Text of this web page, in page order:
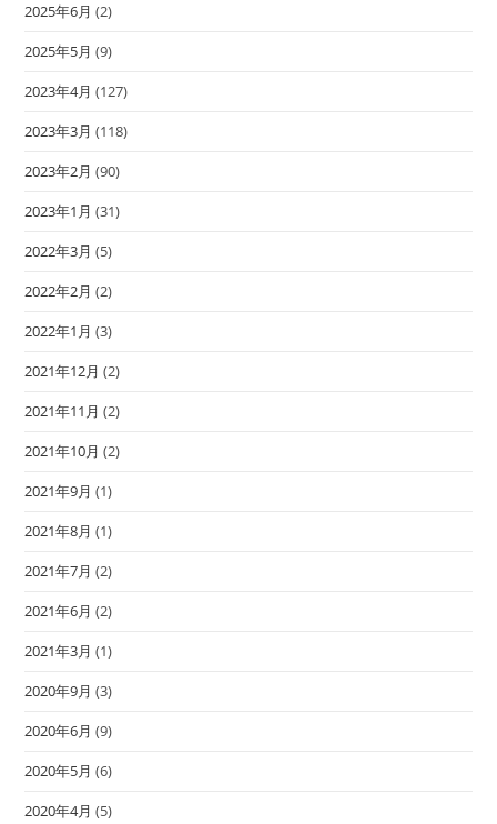
2025年6月 (2)
2025年5月 (9)
2023年4月 (127)
2023年3月 (118)
2023年2月 (90)
2023年1月 (31)
2022年3月 (5)
2022年2月 (2)
2022年1月 (3)
2021年12月 (2)
2021年11月 (2)
2021年10月 (2)
2021年9月 (1)
2021年8月 (1)
2021年7月 (2)
2021年6月 (2)
2021年3月 (1)
2020年9月 (3)
2020年6月 (9)
2020年5月 (6)
2020年4月 (5)